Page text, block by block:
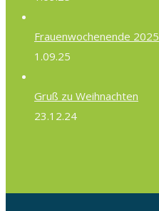
Frauenwochenende 2025
1.09.25
Gruß zu Weihnachten
23.12.24